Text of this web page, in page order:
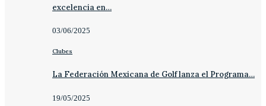
excelencia en…
03/06/2025
Clubes
La Federación Mexicana de Golf lanza el Programa…
19/05/2025